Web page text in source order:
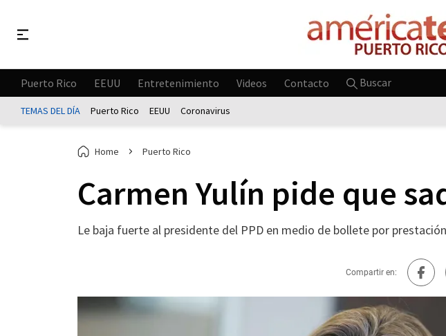
Puerto Rico EEUU Entretenimiento Videos Contacto Buscar
TEMAS DEL DÍA Puerto Rico EEUU Coronavirus
Home Puerto Rico
Carmen Yulín pide que
Le baja fuerte al presidente del PPD en medio de bollete por
Compartir en: